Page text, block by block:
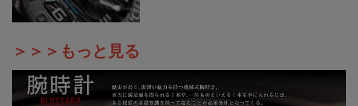
＞＞＞もっと見る